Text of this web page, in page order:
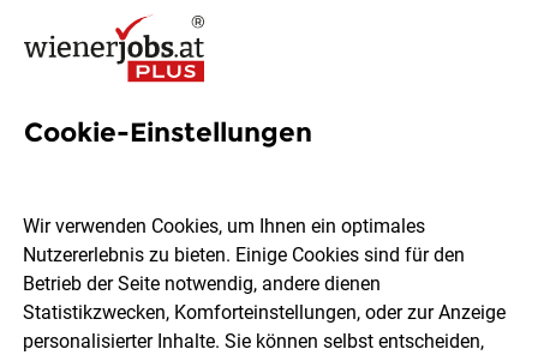
Teilzeit/Vollzeit Superheld*in
Hilfsorganisationen (Wien)
DialogDirect Marketing GmbH
Cookie-Einstellungen
Wir verwenden Cookies, um Ihnen ein optimales
Nutzererlebnis zu bieten. Einige Cookies sind für den
Betrieb der Seite notwendig, andere dienen
Statistikzwecken, Komforteinstellungen, oder zur Anzeige
personalisierter Inhalte. Sie können selbst entscheiden,